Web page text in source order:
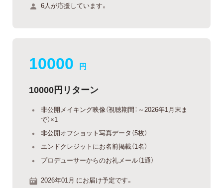
6人が応援しています。
10000 円
10000円リターン
非公開メイキング映像（視聴期間：～2026年1月末ま
で）×1
非公開オフショット写真データ（5枚）
エンドクレジットにお名前掲載（1名）
プロデューサーからのお礼メール（1通）
2026年01月 にお届け予定です。